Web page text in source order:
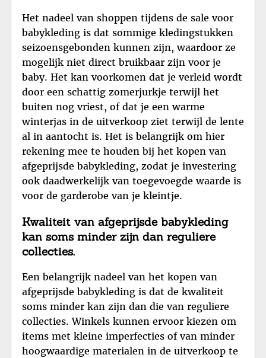
Het nadeel van shoppen tijdens de sale voor
babykleding is dat sommige kledingstukken
seizoensgebonden kunnen zijn, waardoor ze
mogelijk niet direct bruikbaar zijn voor je
baby. Het kan voorkomen dat je verleid wordt
door een schattig zomerjurkje terwijl het
buiten nog vriest, of dat je een warme
winterjas in de uitverkoop ziet terwijl de lente
al in aantocht is. Het is belangrijk om hier
rekening mee te houden bij het kopen van
afgeprijsde babykleding, zodat je investering
ook daadwerkelijk van toegevoegde waarde is
voor de garderobe van je kleintje.
Kwaliteit van afgeprijsde babykleding
kan soms minder zijn dan reguliere
collecties.
Een belangrijk nadeel van het kopen van
afgeprijsde babykleding is dat de kwaliteit
soms minder kan zijn dan die van reguliere
collecties. Winkels kunnen ervoor kiezen om
items met kleine imperfecties of van minder
hoogwaardige materialen in de uitverkoop te